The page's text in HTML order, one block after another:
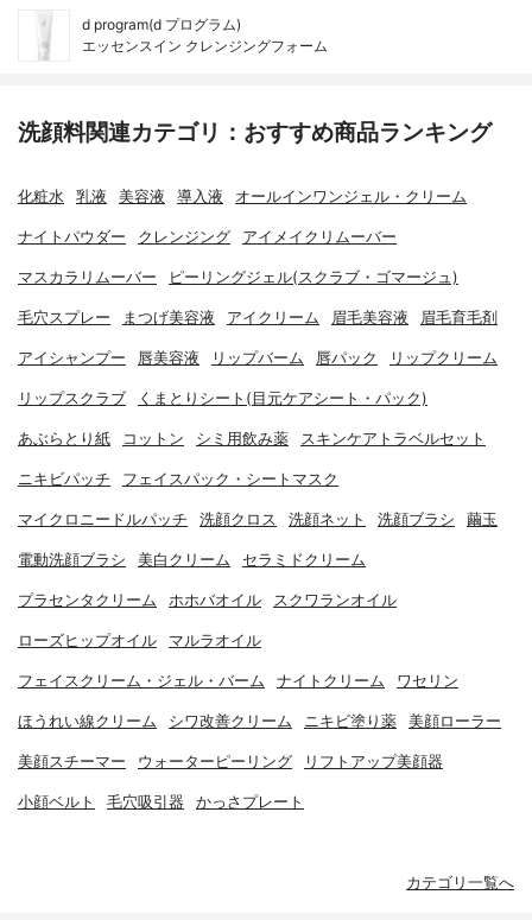
d program(d プログラム)
エッセンスイン クレンジングフォーム
洗顔料関連カテゴリ：おすすめ商品ランキング
化粧水 乳液 美容液 導入液 オールインワンジェル・クリーム
ナイトパウダー クレンジング アイメイクリムーバー
マスカラリムーバー ピーリングジェル(スクラブ・ゴマージュ)
毛穴スプレー まつげ美容液 アイクリーム 眉毛美容液 眉毛育毛剤
アイシャンプー 唇美容液 リップバーム 唇パック リップクリーム
リップスクラブ くまとりシート(目元ケアシート・パック)
あぶらとり紙 コットン シミ用飲み薬 スキンケアトラベルセット
ニキビパッチ フェイスパック・シートマスク
マイクロニードルパッチ 洗顔クロス 洗顔ネット 洗顔ブラシ 繭玉
電動洗顔ブラシ 美白クリーム セラミドクリーム
プラセンタクリーム ホホバオイル スクワランオイル
ローズヒップオイル マルラオイル
フェイスクリーム・ジェル・バーム ナイトクリーム ワセリン
ほうれい線クリーム シワ改善クリーム ニキビ塗り薬 美顔ローラー
美顔スチーマー ウォーターピーリング リフトアップ美顔器
小顔ベルト 毛穴吸引器 かっさプレート
カテゴリ一覧へ